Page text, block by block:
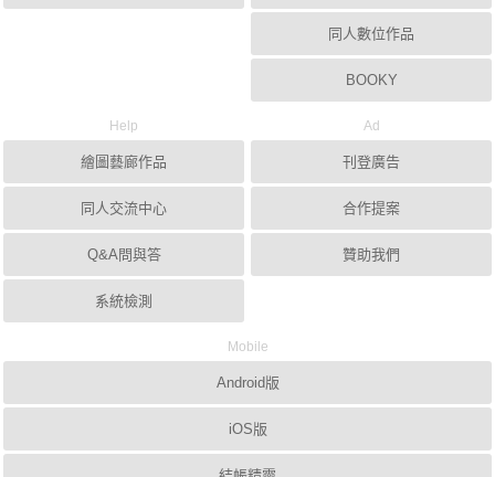
同人數位作品
BOOKY
Help
繪圖藝廊作品
同人交流中心
Q&A問與答
系統檢測
Ad
刊登廣告
合作提案
贊助我們
Mobile
Android版
iOS版